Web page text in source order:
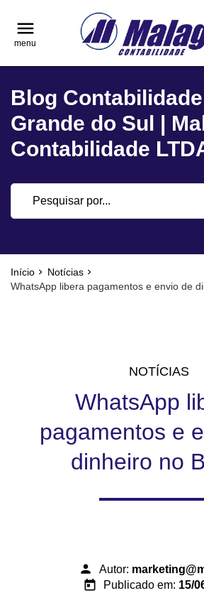
menu
menu
Blog
Grande do Sul |
Contabilidade
Início
Notícias
WhatsApp libera pagamentos e envio de
reply NAVEGAÇÃO
Blog
Contabilidade
Notícias
reply FALE
phone (51) 3751-0400
location_on
Rua Júlio de
Encantado - Rio
NOTÍCIAS
WhatsApp
pagamentos e
dinheiro no
person Autor:
today Publicado em: 15/